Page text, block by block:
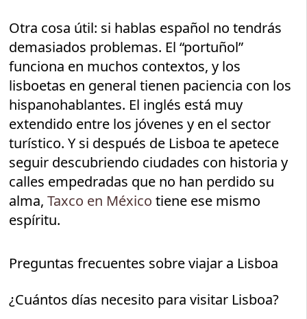
Otra cosa útil: si hablas español no tendrás
demasiados problemas. El “portuñol”
funciona en muchos contextos, y los
lisboetas en general tienen paciencia con los
hispanohablantes. El inglés está muy
extendido entre los jóvenes y en el sector
turístico. Y si después de Lisboa te apetece
seguir descubriendo ciudades con historia y
calles empedradas que no han perdido su
alma,Taxco en México tiene ese mismo
espíritu.
Preguntas frecuentes sobre viajar a Lisboa
¿Cuántos días necesito para visitar Lisboa?